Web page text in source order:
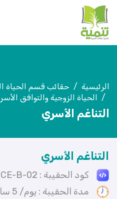
الرئيسية
حقائب قسم الحياة
الحياة الزوجية والتوافق
التناغم الأسري
التناغم الأسري
كود الحقيبة : CE-B-02
مدة الحقيبة : يوم/ 5 ساعات